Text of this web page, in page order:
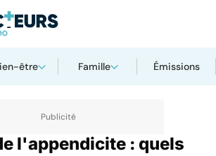
être Famille Émissions
l'appendicite : quels